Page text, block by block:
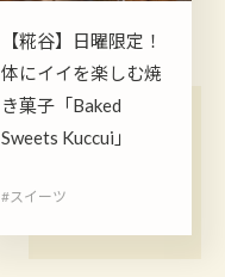
【糀谷】日曜限定！
体にイイを楽しむ焼
き菓子「Baked
Sweets Kuccui」
#スイーツ